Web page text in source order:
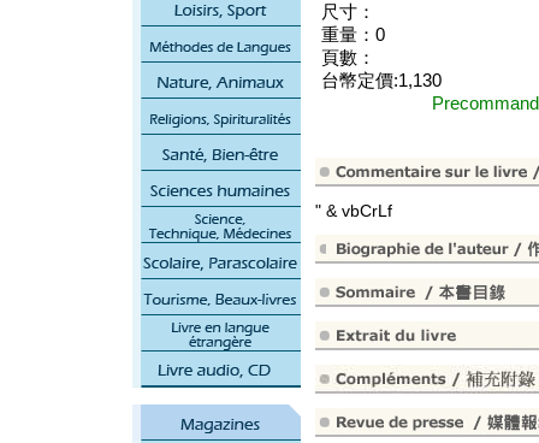
尺寸：
重量：0
頁數：
台幣定價:1,130
" & vbCrLf